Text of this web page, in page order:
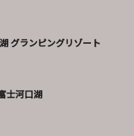
グランピングリゾート
士河口湖